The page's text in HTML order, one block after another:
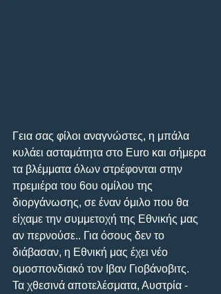
Γεια σας φίλοι αναγνώστες, η μπάλα
κυλάει ασταμάτητα στo Euro και σήμερα
τα βλέμματα όλων στρέφονται στην
πρεμιέρα του 6ου ομίλου της
διοργάνωσης, σε έναν όμιλο που θα
είχαμε την συμμετοχή της Εθνικής μας
αν περνούσε.. Για όσους δεν το
διάβασαν, η Εθνική μας έχει νέο
ομοσπονδιακό τον Ιβαν Γιοβάνοβιτς.
Τα χθεσινά αποτελέσματα, Αυστρία -